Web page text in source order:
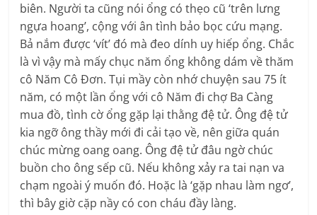
biên. Người ta cũng nói ổng có thẹo cũ ‘trên lưng
ngựa hoang’, cộng với ân tình bảo bọc cứu mạng.
Bả nắm được ‘vít’ đó mà đeo dính uy hiếp ổng. Chắc
là vì vậy mà mấy chục năm ổng không dám về thăm
cô Năm Cô Đơn. Tụi mầy còn nhớ chuyện sau 75 ít
năm, có một lần ổng với cô Năm đi chợ Ba Càng
mua đồ, tình cờ ổng gặp lại thằng đệ tử. Ông đệ tử
kia ngỡ ông thầy mới đi cải tạo về, nên giữa quán
chúc mừng oang oang. Ông đệ tử đâu ngờ chúc
buồn cho ông sếp cũ. Nếu không xảy ra tai nạn va
chạm ngoài ý muốn đó. Hoặc là ‘gặp nhau làm ngơ’,
thì bây giờ cặp nầy có con cháu đầy làng.